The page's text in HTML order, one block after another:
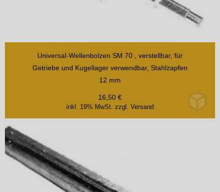
Universal-Wellenbolzen SM 70 , verstellbar, für
Getriebe und Kugellager verwendbar, Stahlzapfen
12 mm
inkl. 19% MwSt. zzgl. Versand
16,50 €